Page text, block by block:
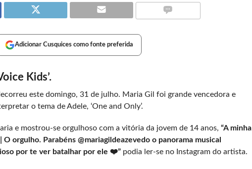
Adicionar Cusquices como fonte preferida
Kids’.
este domingo, 31 de julho. Maria Gil foi grande vencedora e
o tema de Adele, ‘One and Only’.
e mostrou-se orgulhoso com a vitória da jovem de 14 anos, “A minha
orgulho. Parabéns @mariagildeazevedo o panorama musical
por te ver batalhar por ele ❤️”podia ler-se no Instagram do artista.